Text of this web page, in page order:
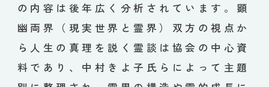
の内容は後年広く分析されています。顕
幽両界（現実世界と霊界）双方の視点か
ら人生の真理を説く霊談は協会の中心資
料であり、中村きよ子氏らによって主題